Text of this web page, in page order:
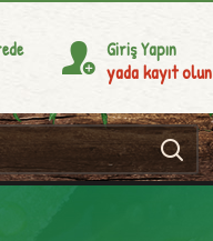
Giriş Yapın
yada kayıt olun